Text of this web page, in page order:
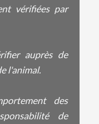
vérifiées par
auprès de
l'animal.
des
de